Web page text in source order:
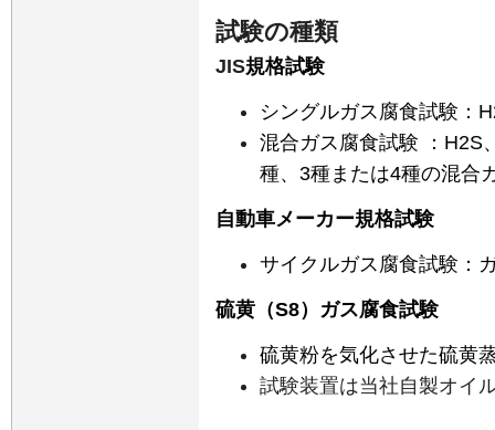
試験の種類
JIS規格試験
シングルガス腐食試験 ：
混合ガス腐食試験
： H2S
種、3種または4種の混合
自動車メーカー規格試験
サイクルガス腐食試験 ：
硫黄 （S8） ガス腐食試験
硫黄粉を気化させた硫黄
試験装置は当社自製オイ